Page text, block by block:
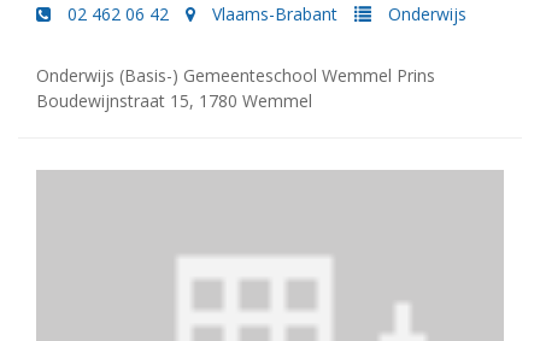
02 462 06 42 Vlaams-Brabant Onderwijs
Onderwijs (Basis-) Gemeenteschool Wemmel Prins
Boudewijnstraat 15, 1780 Wemmel